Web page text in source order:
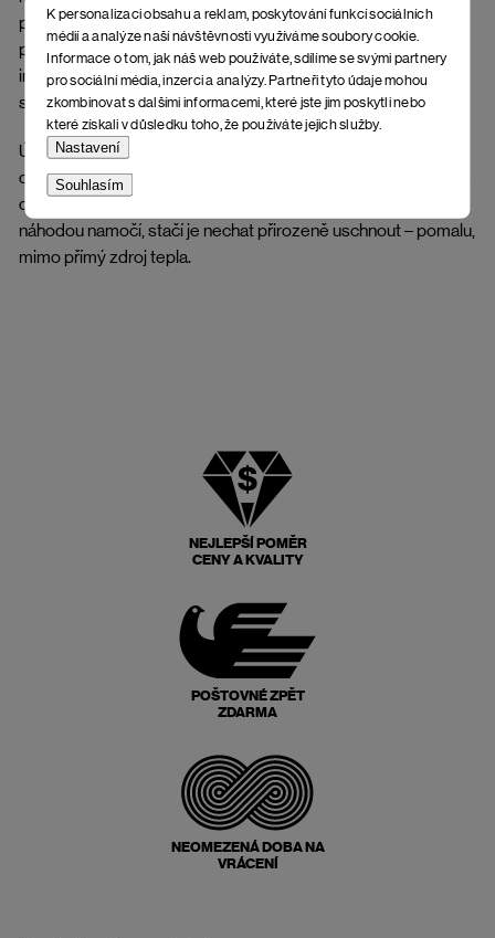
K personalizaci obsahu a reklam, poskytování funkcí sociálních
médií a analýze naší návštěvnosti využíváme soubory cookie.
Informace o tom, jak náš web používáte, sdílíme se svými partnery
pro sociální média, inzerci a analýzy. Partneři tyto údaje mohou
zkombinovat s dalšími informacemi, které jste jim poskytli nebo
které získali v důsledku toho, že používáte jejich služby.
Nastavení
Souhlasím
podmínek, vyvarujte se větší vlhkosti a rozmáčení, které
poškuzuje vzhled a deformuje tvar. Bez správné péče a
impregnace se kůže může zkroutit, popřípadě mohou vznikat
skvrny a fleky.
Údržba stélky: Dlouhodobý kontakt s vlhkostí může korek
oslabit, změkčit nebo lehce deformovat. Obuv doporučujeme
chránit před přímým vystavením větší vlhkosti. Pokud se
náhodou namočí, stačí je nechat přirozeně uschnout – pomalu,
mimo přímý zdroj tepla.
NEJLEPŠÍ POMĚR
CENY A KVALITY
POŠTOVNÉ ZPĚT
ZDARMA
NEOMEZENÁ DOBA NA
VRÁCENÍ